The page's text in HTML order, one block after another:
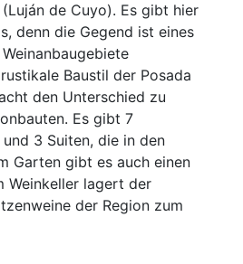
de Cuyo). Es gibt hier
denn die Gegend ist eines
Baustil der Posada
den Unterschied zu
Es gibt 7
3 Suiten, die in den
Garten gibt es auch einen
Weinkeller lagert der
der Region zum